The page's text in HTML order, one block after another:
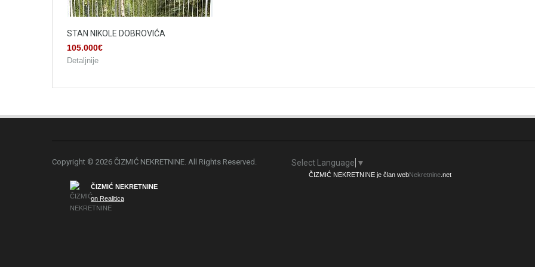
STAN NIKOLE DOBROVIĆA
105.000€
Detaljnije
Copyright © 2026 ČIZMIĆ NEKRETNINE. All Rights Reserved. Select Language ▼
ČIZMIĆ NEKRETNINE
on Realitica
ČIZMIĆ NEKRETNINE je član webNekretnine .net